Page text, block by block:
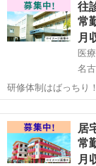
研修・介護福祉士)/定年
式会社ソラスト ソ...
往
常
月
医
名
研修体制はばっちり
祝休みがメイン、シ
る！(初任者研修・実務
医療法人社団西日本
居
常
月